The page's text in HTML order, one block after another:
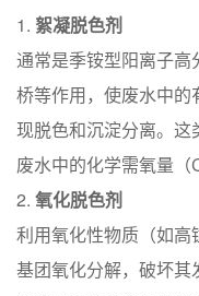
絮凝脱色剂
通常是季铵型阳离子
桥等作用，使废水中
现脱色和沉淀分离。
废水中的化学需氧量（
氧化脱色剂
利用氧化性物质（如
基团氧化分解，破坏